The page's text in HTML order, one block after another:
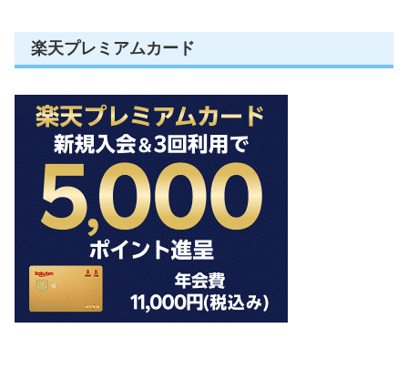
楽天プレミアムカード